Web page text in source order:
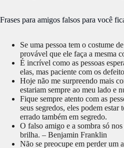
Frases para amigos falsos para você
Se uma pessoa tem o costume
provável que ele faça a mesma
É incrível como as pessoas
elas, mas paciente com os
Hoje não me surpreendo mais
estariam sempre ao meu lado e
Fique sempre atento com as
seus segredos, eles podem
errado também em segredo.
O falso amigo e a sombra só
brilha. – Benjamin Franklin
Não se preocupe em perder um